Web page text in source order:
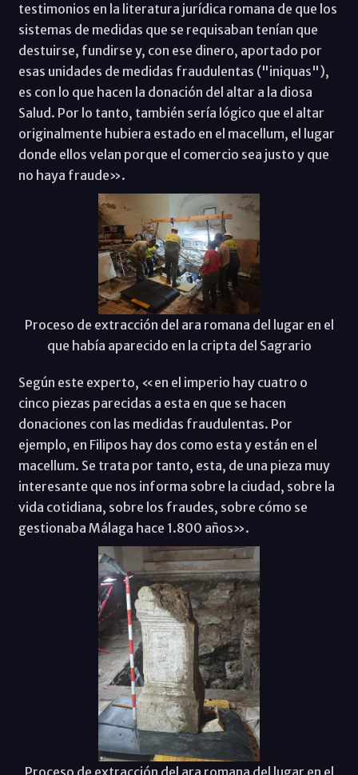
testimonios en la literatura jurídica romana de que los
sistemas de medidas que se requisaban tenían que
destuirse, fundirse y, con ese dinero, aportado por
esas unidades de medidas fraudulentas ("iniquas"),
es con lo que hacen la donación del altar a la diosa
Salud. Por lo tanto, también sería lógico que el altar
originalmente hubiera estado en el macellum, el lugar
donde ellos velan porque el comercio sea justo y que
no haya fraude».
Proceso de extracción del ara romana del lugar en el
que había aparecido en la cripta del Sagrario
Según este experto, «en el imperio hay cuatro o
cinco piezas parecidas a esta en que se hacen
donaciones con las medidas fraudulentas. Por
ejemplo, en Filipos hay dos como esta y están en el
macellum. Se trata por tanto, esta, de una pieza muy
interesante que nos informa sobre la ciudad, sobre la
vida cotidiana, sobre los fraudes, sobre cómo se
gestionaba Málaga hace 1.800 años».
Proceso de extracción del ara romana del lugar en el